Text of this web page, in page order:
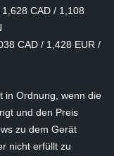
CAD / 1,108
CAD / 1,428 EUR /
in Ordnung, wenn die
und den Preis
zu dem Gerät
nicht erfüllt zu